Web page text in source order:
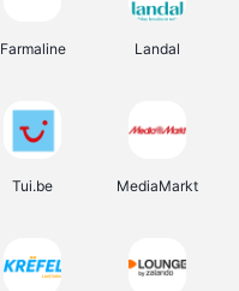
Farmaline Landal
Tui.be MediaMarkt